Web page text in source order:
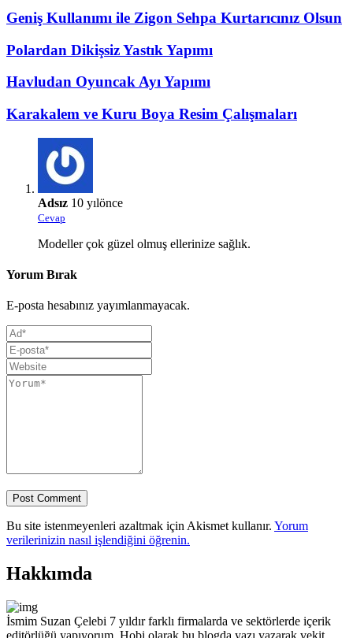
Geniş Kullanımı ile Zigon Sehpa Kurtarıcınız Olsun
Polardan Dikişsiz Yastık Yapımı
Havludan Oyuncak Ayı Yapımı
Karakalem ve Kuru Boya Resim Çalışmaları
Adsız 10 yılönce
Cevap
Modeller çok güzel olmuş ellerinize sağlık.
Yorum Bırak
E-posta hesabınız yayımlanmayacak.
Bu site istenmeyenleri azaltmak için Akismet kullanır. Yorum
verilerinizin nasıl işlendiğini öğrenin.
Hakkımda
İsmim Suzan Çelebi 7 yıldır farklı firmalarda ve sektörlerde içerik
editörlüğü yapıyorum. Hobi olarak bu blogda yazı yazarak vekit